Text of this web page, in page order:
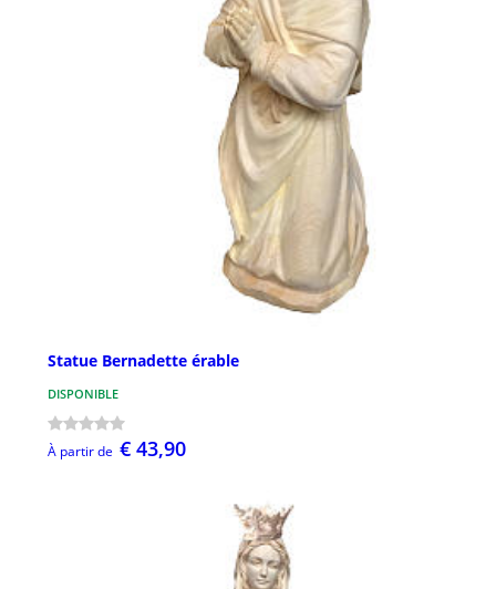
Statue Bernadette érable
DISPONIBLE
À partir de € 43,90